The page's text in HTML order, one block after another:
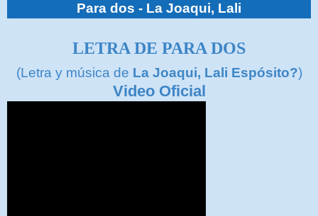
Para dos - La Joaqui, Lali
LETRA DE PARA DOS
(Letra y música de La Joaqui, Lali Espósito?)
Video Oficial